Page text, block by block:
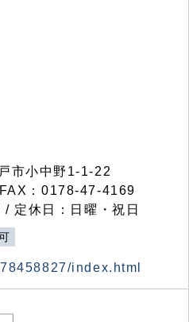
市小中野1-1-22
：0178-47-4169
定休日：日曜・祝日
index.html